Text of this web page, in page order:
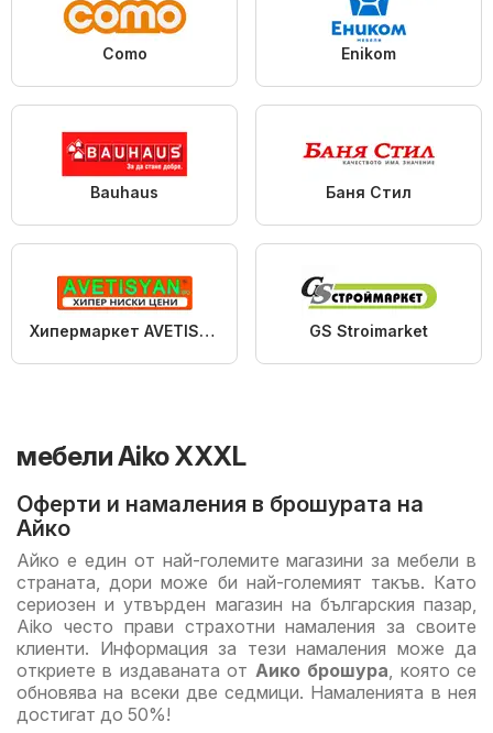
Como Enikom
Bauhaus Баня Стил
Хипермаркет AVETISYAN GS Stroimarket
мебели Aiko XXXL
Оферти и намаления в брошурата на
Айко
Айко е един от най-големите магазини за мебели в
страната, дори може би най-големият такъв. Като
сериозен и утвърден магазин на българския пазар,
Aiko често прави страхотни намаления за своите
клиенти. Информация за тези намаления може да
откриете в издаваната от Аико брошура, която се
обновява на всеки две седмици. Намаленията в нея
достигат до 50%!